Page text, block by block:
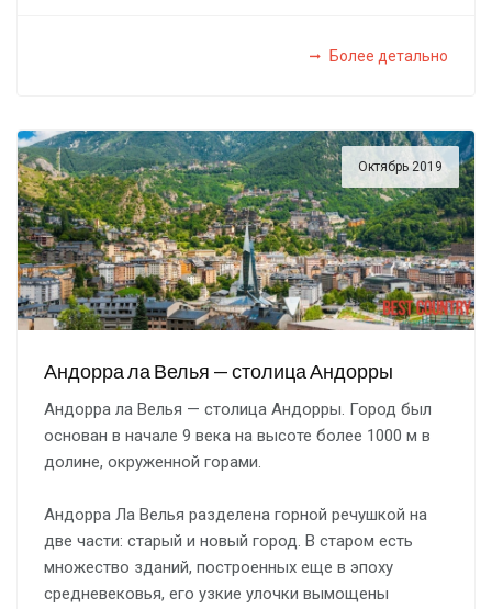
Более детально
Октябрь 2019
Андорра ла Велья — столица Андорры
Андорра ла Велья — столица Андорры. Город был
основан в начале 9 века на высоте более 1000 м в
долине, окруженной горами.
Андорра Ла Велья разделена горной речушкой на
две части: старый и новый город. В старом есть
множество зданий, построенных еще в эпоху
средневековья, его узкие улочки вымощены